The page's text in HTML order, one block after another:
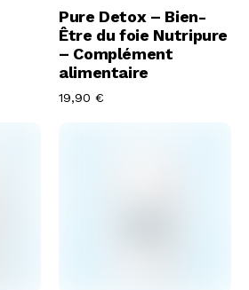
Pure Detox – Bien-
Être du foie Nutripure
– Complément
alimentaire
19,90 €